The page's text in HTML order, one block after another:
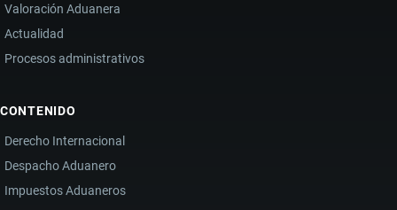
Valoración Aduanera
Actualidad
Procesos administrativos
CONTENIDO
Derecho Internacional
Despacho Aduanero
Impuestos Aduaneros